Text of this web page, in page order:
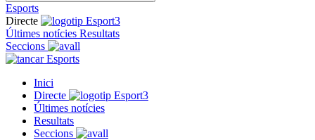
Esports
Directe
Últimes notícies Resultats
Seccions
Esports
Inici
Directe
Últimes notícies
Resultats
Seccions